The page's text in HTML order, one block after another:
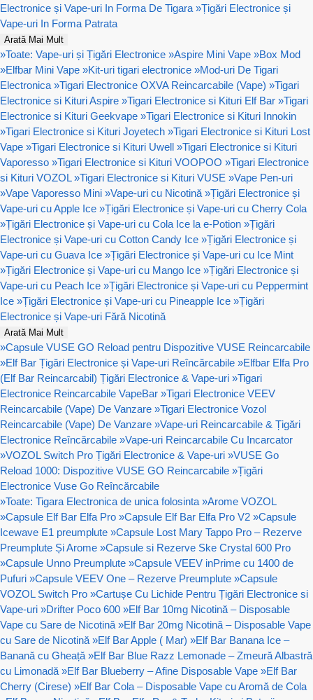
Electronice și Vape-uri In Forma De Tigara »Țigări Electronice și
Vape-uri In Forma Patrata
Arată Mai Mult
»Toate: Vape-uri și Țigări Electronice »Aspire Mini Vape »Box Mod
»Elfbar Mini Vape »Kit-uri tigari electronice »Mod-uri De Tigari
Electronica »Tigari Electronice OXVA Reincarcabile (Vape) »Tigari
Electronice si Kituri Aspire »Tigari Electronice si Kituri Elf Bar »Tigari
Electronice si Kituri Geekvape »Tigari Electronice si Kituri Innokin
»Tigari Electronice si Kituri Joyetech »Tigari Electronice si Kituri Lost
Vape »Tigari Electronice si Kituri Uwell »Tigari Electronice si Kituri
Vaporesso »Tigari Electronice si Kituri VOOPOO »Tigari Electronice
si Kituri VOZOL »Tigari Electronice si Kituri VUSE »Vape Pen-uri
»Vape Vaporesso Mini »Vape-uri cu Nicotină »Țigări Electronice și
Vape-uri cu Apple Ice »Țigări Electronice și Vape-uri cu Cherry Cola
»Țigări Electronice și Vape-uri cu Cola Ice la e-Potion »Țigări
Electronice și Vape-uri cu Cotton Candy Ice »Țigări Electronice și
Vape-uri cu Guava Ice »Țigări Electronice și Vape-uri cu Ice Mint
»Țigări Electronice și Vape-uri cu Mango Ice »Țigări Electronice și
Vape-uri cu Peach Ice »Țigări Electronice și Vape-uri cu Peppermint
Ice »Țigări Electronice și Vape-uri cu Pineapple Ice »Țigări
Electronice și Vape-uri Fără Nicotină
Arată Mai Mult
»Capsule VUSE GO Reload pentru Dispozitive VUSE Reincarcabile
»Elf Bar Țigări Electronice și Vape-uri Reîncărcabile »Elfbar Elfa Pro
(Elf Bar Reincarcabil) Țigări Electronice & Vape-uri »Tigari
Electronice Reincarcabile VapeBar »Tigari Electronice VEEV
Reincarcabile (Vape) De Vanzare »Tigari Electronice Vozol
Reincarcabile (Vape) De Vanzare »Vape-uri Reincarcabile & Țigări
Electronice Reîncărcabile »Vape-uri Reincarcabile Cu Incarcator
»VOZOL Switch Pro Țigări Electronice & Vape-uri »VUSE Go
Reload 1000: Dispozitive VUSE GO Reincarcabile »Țigări
Electronice Vuse Go Reîncărcabile
»Toate: Tigara Electronica de unica folosinta »Arome VOZOL
»Capsule Elf Bar Elfa Pro »Capsule Elf Bar Elfa Pro V2 »Capsule
Icewave E1 preumplute »Capsule Lost Mary Tappo Pro – Rezerve
Preumplute Și Arome »Capsule si Rezerve Ske Crystal 600 Pro
»Capsule Unno Preumplute »Capsule VEEV inPrime cu 1400 de
Pufuri »Capsule VEEV One – Rezerve Preumplute »Capsule
VOZOL Switch Pro »Cartușe Cu Lichide Pentru Țigări Electronice si
Vape-uri »Drifter Poco 600 »Elf Bar 10mg Nicotină – Disposable
Vape cu Sare de Nicotină »Elf Bar 20mg Nicotină – Disposable Vape
cu Sare de Nicotină »Elf Bar Apple ( Mar) »Elf Bar Banana Ice –
Banană cu Gheață »Elf Bar Blue Razz Lemonade – Zmeură Albastră
cu Limonadă »Elf Bar Blueberry – Afine Disposable Vape »Elf Bar
Cherry (Cirese) »Elf Bar Cola – Disposable Vape cu Aromă de Cola